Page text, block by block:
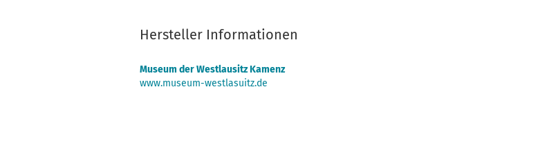
Hersteller Informationen
Museum der Westlausitz Kamenz
www.museum-westlasuitz.de